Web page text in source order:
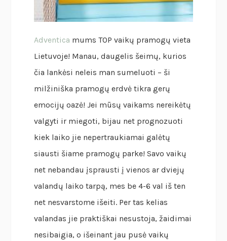
Adventica mums TOP vaikų pramogų vieta
Lietuvoje! Manau, daugelis šeimų, kurios
čia lankėsi neleis man sumeluoti – ši
milžiniška pramogų erdvė tikra gerų
emocijų oazė! Jei mūsų vaikams nereikėtų
valgyti ir miegoti, bijau net prognozuoti
kiek laiko jie nepertraukiamai galėtų
siausti šiame pramogų parke! Savo vaikų
net nebandau įsprausti į vienos ar dviejų
valandų laiko tarpą, mes be 4-6 val iš ten
net nesvarstome išeiti. Per tas kelias
valandas jie praktiškai nesustoja, žaidimai
nesibaigia, o išeinant jau pusė vaikų